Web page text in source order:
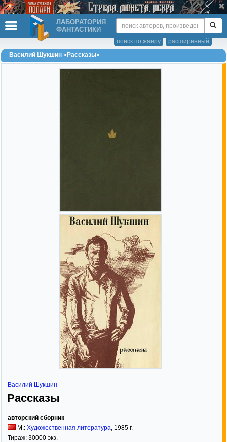
ЛАБОРАТОРИЯ
ФАНТАСТИКИ
расширенный
поиск по жанру
Василий Шукшин «Рассказы»
Василий Шукшин
Рассказы
авторский сборник
М.: Художественная литература, 1985 г.
Тираж: 30000 экз.